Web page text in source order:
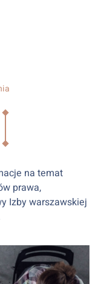
na temat
prawa,
Izby warszawskiej